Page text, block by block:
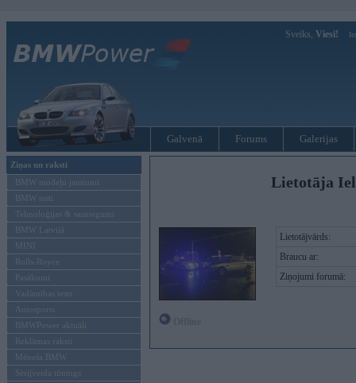
Sveiks, Viesi!
Galvenā Forums Galerijas
Ziņas un raksti
BMW modeļu jaunumi
BMW testi
Tehnoloģijas & sasniegumi
BMW Latvijā
MINI
Rolls-Royce
Pasākumi
Vadāmības tests
Autosports
BMWPower aktuāli
Reklāmas raksti
Mēneša BMW
Sērijveida tūnings
Lietotāja
Lietotājvārds:
Braucu ar:
Ziņojumi forumā: